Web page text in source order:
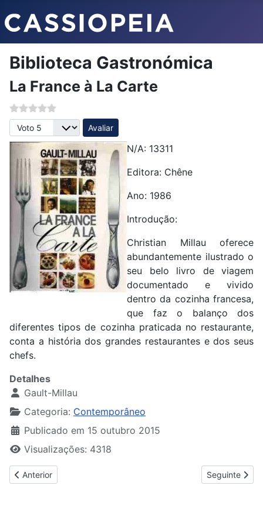
Biblioteca Gastronómica
La France à La Carte
Avalie, por favor
N/A: 13311
Editora: Chêne
Ano: 1986
Introdução:
Christian Millau oferece
abundantemente ilustrado o
seu belo livro de viagem
documentado e vivido
dentro da cozinha francesa,
que faz o balanço dos
diferentes tipos de cozinha praticada no restaurante,
conta a história dos grandes restaurantes e dos seus
chefs.
Detalhes
Gault-Millau
Categoria: Contemporâneo
Publicado em 15 outubro 2015
Visualizações: 4318
Artigo anterior: La Cuisine du Marché
Anterior Artigo
Seguinte